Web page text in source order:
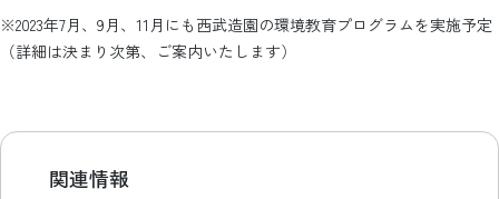
※2023年7月、9月、11月にも西武造園の環境教育プログラムを実施予定
（詳細は決まり次第、ご案内いたします）
関連情報